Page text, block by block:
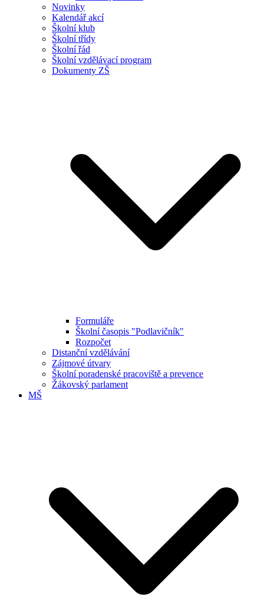
Novinky
Kalendář akcí
Školní klub
Školní třídy
Školní řád
Školní vzdělávací program
Dokumenty ZŠ
Formuláře
Školní časopis "Podlavičník"
Rozpočet
Distanční vzdělávání
Zájmové útvary
Školní poradenské pracoviště a prevence
Žákovský parlament
MŠ